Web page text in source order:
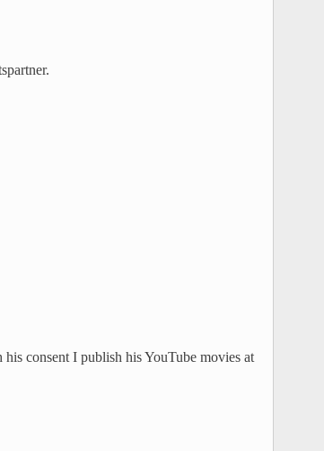
his consent I publish his YouTube movies at